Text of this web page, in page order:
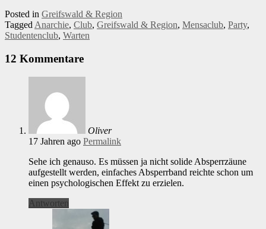
Posted in Greifswald & Region
TaggedAnarchie, Club, Greifswald & Region, Mensaclub, Party,
Studentenclub, Warten
12 Kommentare
Oliver
17 Jahren ago Permalink
Sehe ich genauso. Es müssen ja nicht solide Absperrzäune
aufgestellt werden, einfaches Absperrband reichte schon um
einen psychologischen Effekt zu erzielen.
Antworten